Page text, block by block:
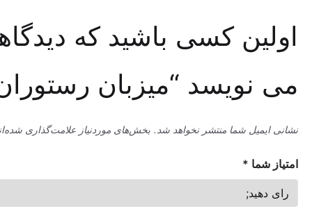
کسی باشید که دیدگاهی
“میزبان رستوران”
شما منتشر نخواهد شد. بخش‌های موردنیاز علامت‌گذاری شده‌اند*
*